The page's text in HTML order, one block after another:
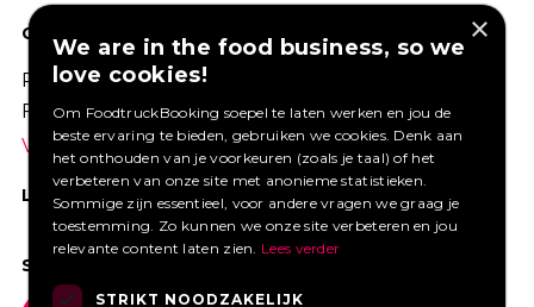
GOED VERZEKERD ONDERNEMEN?
Profiteer van een aantrekkelijke premie via
Foodtruckbooking.
Vraag een offerte aan.
LIKE ONS OP FACEBOOK
SOCIAL MEDIA
×
We are in the food business, so we
love cookies!
Om FoodtruckBooking soepel te laten werken en jou de
beste ervaring te bieden, gebruiken we cookies. Denk aan
het onthouden van je voorkeuren (zoals je taal) of het
verbeteren van onze site met anonieme statistieken.
Sommige zijn essentieel, voor andere vragen we graag je
toestemming. Zo kunnen we onze site verbeteren en jou
relevante content laten zien. Lees verder
STRIKT NOODZAKELIJK